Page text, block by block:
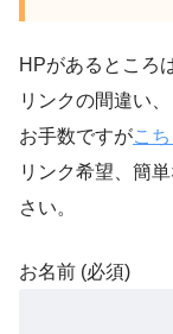
HPがあるところ
リンクの間違い
お手数ですがこ
リンク希望、簡
さい。
お名前 (必須)